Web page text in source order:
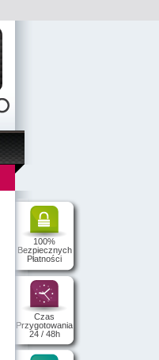
100%
Bezpiecznych
Płatności
Czas
Przygotowania
24 / 48h